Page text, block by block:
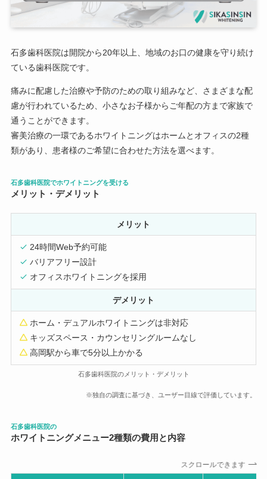
石多歯科医院は開院から20年以上、地域のお口の健康を守り続け
ている歯科医院です。
痛みに配慮した治療や予防のための取り組みなど、さまざまな配
慮が行われているため、小さなお子様からご年配の方まで家族で
通うことができます。
審美治療の一環であるホワイトニングはホームとオフィスの2種
類があり、患者様のご希望に合わせた方法を選べます。
石多歯科医院でホワイトニングを受ける
メリット・デメリット
メリット
24時間Web予約可能
バリアフリー設計
オフィスホワイトニングを採用
デメリット
ホーム・デュアルホワイトニングは非対応
キッズスペース・カウンセリングルームなし
高岡駅から車で5分以上かかる
石多歯科医院のメリット・デメリット
※独自の調査に基づき、ユーザー目線で評価しています。
石多歯科医院の
ホワイトニングメニュー2種類の費用と内容
スクロールできます